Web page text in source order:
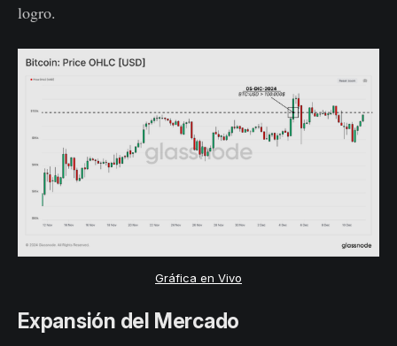
logro.
Gráfica en Vivo
Expansión del Mercado